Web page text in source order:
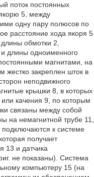
поток постоянных
5, между
одну пару полюсов по
расстояние хода якоря 5
обмотки 2,
длины одноименного
магнитами, на
жестко закреплен шток в
неподвижного
крышки 8, в которых
качения 9, по которым
связаны между собой
на немагнитной трубе 11,
к системе
получает
13 и датчика
не показаны). Система
компьютеру 15 (на